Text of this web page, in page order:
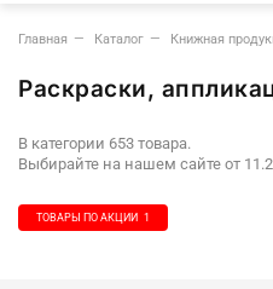
Главная Каталог Книжная
Раскраски,
В категории 653 товара.
Выбирайте на нашем сайте от
ТОВАРЫ ПО АКЦИИ 1